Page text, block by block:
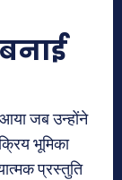
जब उन्होंने
भूमिका
प्रस्तुति